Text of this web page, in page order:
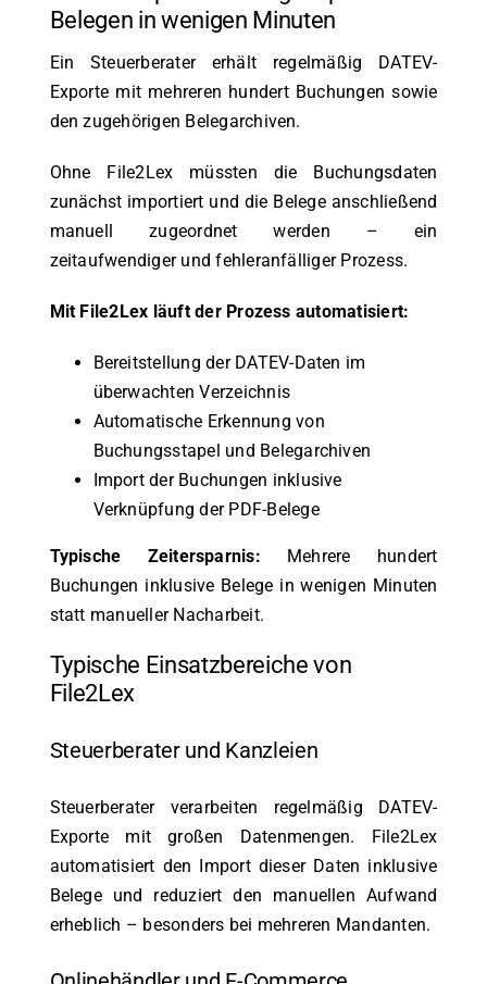
Belegen in wenigen Minuten
Ein Steuerberater erhält regelmäßig DATEV-
Exporte mit mehreren hundert Buchungen sowie
den zugehörigen Belegarchiven.
Ohne File2Lex müssten die Buchungsdaten
zunächst importiert und die Belege anschließend
manuell zugeordnet werden – ein
zeitaufwendiger und fehleranfälliger Prozess.
Mit File2Lex läuft der Prozess automatisiert:
Bereitstellung der DATEV-Daten im
überwachten Verzeichnis
Automatische Erkennung von
Buchungsstapel und Belegarchiven
Import der Buchungen inklusive
Verknüpfung der PDF-Belege
Typische Zeitersparnis: Mehrere hundert
Buchungen inklusive Belege in wenigen Minuten
statt manueller Nacharbeit.
Typische Einsatzbereiche von
File2Lex
Steuerberater und Kanzleien
Steuerberater verarbeiten regelmäßig DATEV-
Exporte mit großen Datenmengen. File2Lex
automatisiert den Import dieser Daten inklusive
Belege und reduziert den manuellen Aufwand
erheblich – besonders bei mehreren Mandanten.